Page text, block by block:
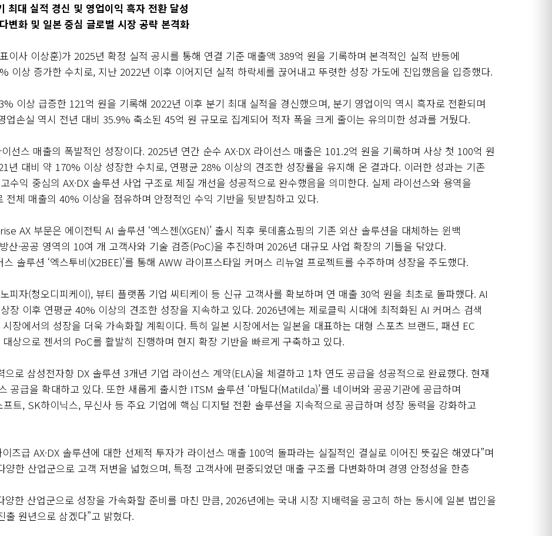
대 실적 경신 및 영업이익 흑자 전환 달성
화 및 일본 중심 글로벌 시장 공략 본격화
이사 이상훈)가 2025년 확정 실적 공시를 통해 연결 기준 매출액 389억 원을 기록하며 본격적인 실적 반등에
이상 증가한 수치로, 지난 2022년 이후 이어지던 실적 하락세를 끊어내고 뚜렷한 성장 가도에 진입했음을 입증했다.
이상 급증한 121억 원을 기록해 2022년 이후 분기 최대 실적을 경신했으며, 분기 영업이익 역시 흑자로 전환되며
손실 역시 전년 대비 35.9% 축소된 45억 원 규모로 집계되어 적자 폭을 크게 줄이는 유의미한 성과를 거뒀다.
선스 매출의 폭발적인 성장이다. 2025년 연간 순수 AX·DX 라이선스 매출은 101.2억 원을 기록하며 사상 첫 100억 원
년 대비 약 170% 이상 성장한 수치로, 연평균 28% 이상의 견조한 성장률을 유지해 온 결과다. 이러한 성과는 기존
수익 중심의 AX·DX 솔루션 사업 구조로 체질 개선을 성공적으로 완수했음을 의미한다. 실제 라이선스와 용역을
전체 매출의 40% 이상을 점유하며 안정적인 수익 기반을 뒷받침하고 있다.
AX 부문은 에이전틱 AI 솔루션 ‘엑스젠(XGEN)’ 출시 직후 롯데홈쇼핑의 기존 외산 솔루션을 대체하는 윈백
산·공공 영역의 10여 개 고객사와 기술 검증(PoC)을 추진하며 2026년 대규모 사업 확장의 기틀을 닦았다.
솔루션 ‘엑스투비(X2BEE)’를 통해 AWW 라이프스타일 커머스 리뉴얼 프로젝트를 수주하며 성장을 주도했다.
피자(청오디피케이), 뷰티 플랫폼 기업 씨티케이 등 신규 고객사를 확보하며 연 매출 30억 원을 최초로 돌파했다. AI
장 이후 연평균 40% 이상의 견조한 성장을 지속하고 있다. 2026년에는 제로클릭 시대에 최적화된 AI 커머스 검색
시장에서의 성장을 더욱 가속화할 계획이다. 특히 일본 시장에서는 일본을 대표하는 대형 스포츠 브랜드, 패션 EC
상으로 젠서의 PoC를 활발히 진행하며 현지 확장 기반을 빠르게 구축하고 있다.
로 삼성전자향 DX 솔루션 3개년 기업 라이선스 계약(ELA)을 체결하고 1차 연도 공급을 성공적으로 완료했다. 현재
공급을 확대하고 있다. 또한 새롭게 출시한 ITSM 솔루션 ‘마틸다(Matilda)’를 네이버와 공공기관에 공급하며
트, SK하이닉스, 무신사 등 주요 기업에 핵심 디지털 전환 솔루션을 지속적으로 공급하며 성장 동력을 강화하고
즈급 AX·DX 솔루션에 대한 선제적 투자가 라이선스 매출 100억 돌파라는 실질적인 결실로 이어진 뜻깊은 해였다”며
양한 산업군으로 고객 저변을 넓혔으며, 특정 고객사에 편중되었던 매출 구조를 다변화하며 경영 안정성을 한층
한 산업군으로 성장을 가속화할 준비를 마친 만큼, 2026년에는 국내 시장 지배력을 공고히 하는 동시에 일본 법인을
원년으로 삼겠다”고 밝혔다.